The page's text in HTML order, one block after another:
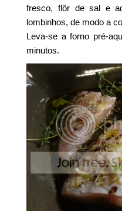
fresco, flôr de sal e
lombinhos, de modo a
Leva-se a forno pré-
minutos.